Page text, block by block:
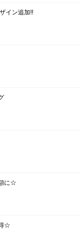
イン追加!!
に☆
☆